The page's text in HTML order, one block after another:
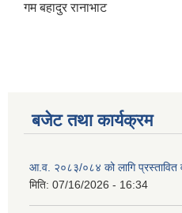
गम बहादुर रानाभाट
बजेट तथा कार्यक्रम
आ.व. २०८३/०८४ को लागि प्रस्तावित
मिति: 07/16/2026 - 16:34